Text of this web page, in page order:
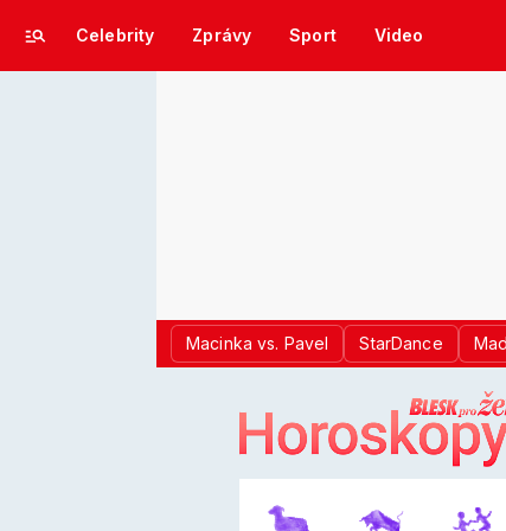
Celebrity Zprávy Sport Video
Macinka vs. Pavel StarDance
LOGO